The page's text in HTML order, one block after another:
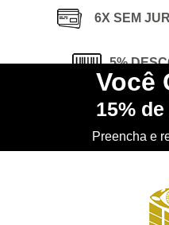
6X SEM
5%
Você
15%
Preencha e